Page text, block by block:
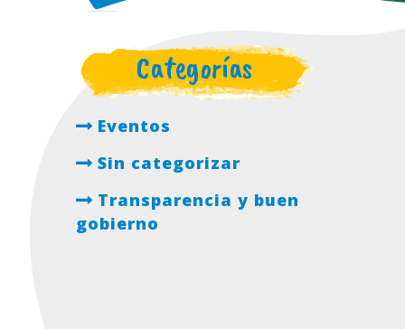
Categorías
Eventos
Sin categorizar
Transparencia y buen
gobierno